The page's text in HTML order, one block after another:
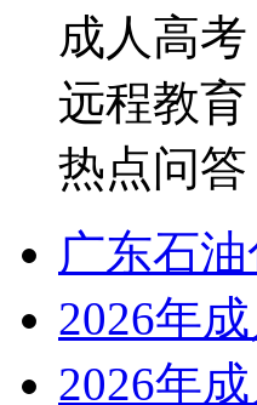
成人高考
远程教育
热点问答
广东石
2026年
2026年